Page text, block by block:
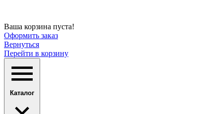
Ваша корзина пуста!
Оформить заказ
Вернуться
Перейти в корзину
Каталог